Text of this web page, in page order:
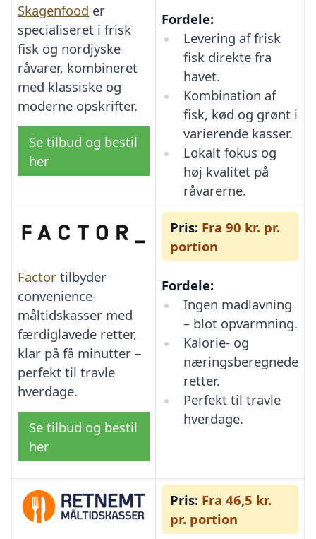
Skagenfood er
specialiseret i frisk
fisk og nordjyske
råvarer, kombineret
med klassiske og
moderne opskrifter.
Se tilbud og bestil
her
Fordele:
Levering af frisk
fisk direkte fra
havet.
Kombination af
fisk, kød og grønt i
varierende kasser.
Lokalt fokus og
høj kvalitet på
råvarerne.
Factor tilbyder
convenience-
måltidskasser med
færdiglavede retter,
klar på få minutter –
perfekt til travle
hverdage.
Se tilbud og bestil
her
Pris: Fra 90 kr. pr.
portion
Fordele:
Ingen madlavning
– blot opvarmning.
Kalorie- og
næringsberegnede
retter.
Perfekt til travle
hverdage.
Pris: Fra 46,5 kr.
pr. portion